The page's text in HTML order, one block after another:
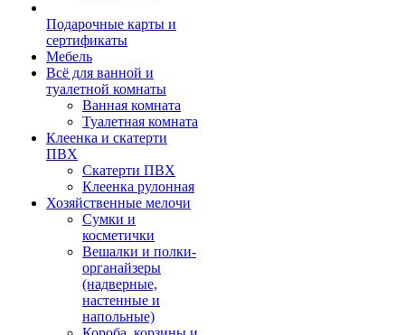
Подарочные карты и
сертификаты
Мебель
Всё для ванной и
туалетной комнаты
Ванная комната
Туалетная комната
Клеенка и скатерти
ПВХ
Скатерти ПВХ
Клеенка рулонная
Хозяйственные мелочи
Сумки и
косметички
Вешалки и полки-
органайзеры
(надверные,
настенные и
напольные)